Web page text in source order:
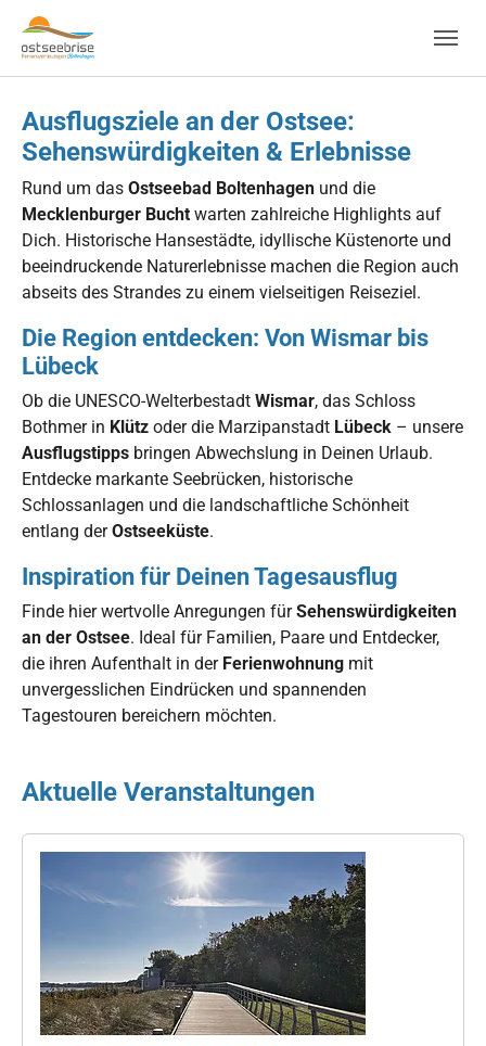
Skip to main navigation
Zum Hauptinhalt springen
Skip to page footer
Ausflugsziele an der Ostsee:
Sehenswürdigkeiten & Erlebnisse
Rund um das Ostseebad Boltenhagen und die
Mecklenburger Bucht warten zahlreiche Highlights auf
Dich. Historische Hansestädte, idyllische Küstenorte und
beeindruckende Naturerlebnisse machen die Region auch
abseits des Strandes zu einem vielseitigen Reiseziel.
Die Region entdecken: Von Wismar bis
Lübeck
Ob die UNESCO-Welterbestadt Wismar, das Schloss
Bothmer in Klütz oder die Marzipanstadt Lübeck – unsere
Ausflugstipps bringen Abwechslung in Deinen Urlaub.
Entdecke markante Seebrücken, historische
Schlossanlagen und die landschaftliche Schönheit
entlang derOstseeküste.
Inspiration für Deinen Tagesausflug
Finde hier wertvolle Anregungen fürSehenswürdigkeiten
an der Ostsee. Ideal für Familien, Paare und Entdecker,
die ihren Aufenthalt in der Ferienwohnung mit
unvergesslichen Eindrücken und spannenden
Tagestouren bereichern möchten.
Aktuelle Veranstaltungen